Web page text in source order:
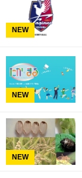
NEW
NEW
NEW